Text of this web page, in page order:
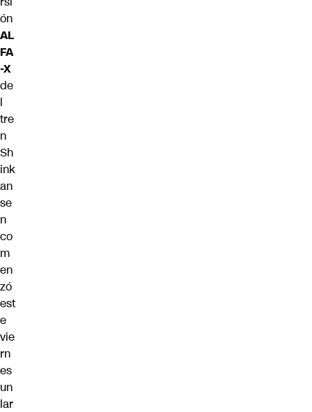
ón
AL
FA
-X
de
l
tre
n
Sh
ink
an
se
n
co
m
en
zó
est
e
vie
rn
es
un
lar